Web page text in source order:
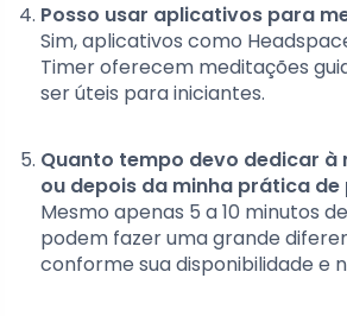
Posso usar aplicativos para
Sim, aplicativos como
Timer oferecem meditações
ser úteis para iniciantes.
Quanto tempo devo dedicar
ou depois da minha prática de
Mesmo apenas 5 a 10 minutos
podem fazer uma grande
conforme sua disponibilidade e